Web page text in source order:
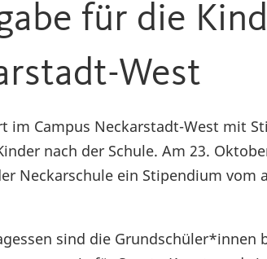
für die
West
im Campus Neckarstadt-West mit
nach der Schule. Am 23.
Neckarschule ein Stipendium vom
sind die Grundschüler*innen